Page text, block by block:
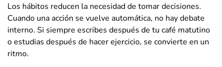
Los hábitos reducen la necesidad de tomar decisiones.
Cuando una acción se vuelve automática, no hay debate
interno. Si siempre escribes después de tu café matutino
o estudias después de hacer ejercicio, se convierte en un
ritmo.